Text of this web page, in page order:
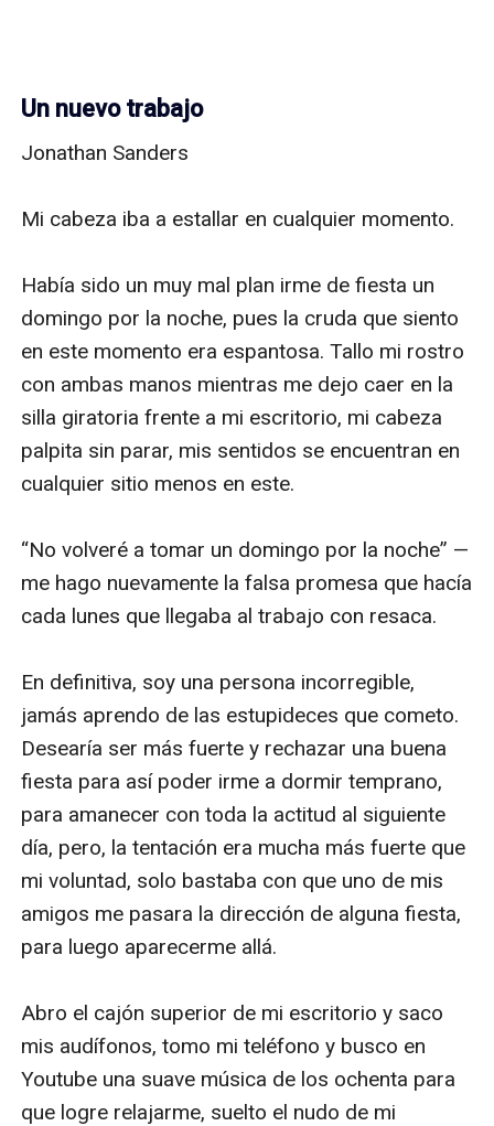
Un nuevo trabajo
Jonathan Sanders
Mi cabeza iba a estallar en cualquier momento.
Había sido un muy mal plan irme de fiesta un
domingo por la noche, pues la cruda que siento
en este momento era espantosa. Tallo mi rostro
con ambas manos mientras me dejo caer en la
silla giratoria frente a mi escritorio, mi cabeza
palpita sin parar, mis sentidos se encuentran en
cualquier sitio menos en este.
“No volveré a tomar un domingo por la noche” —
me hago nuevamente la falsa promesa que hacía
cada lunes que llegaba al trabajo con resaca.
En definitiva, soy una persona incorregible,
jamás aprendo de las estupideces que cometo.
Desearía ser más fuerte y rechazar una buena
fiesta para así poder irme a dormir temprano,
para amanecer con toda la actitud al siguiente
día, pero, la tentación era mucha más fuerte que
mi voluntad, solo bastaba con que uno de mis
amigos me pasara la dirección de alguna fiesta,
para luego aparecerme allá.
Abro el cajón superior de mi escritorio y saco
mis audífonos, tomo mi teléfono y busco en
Youtube una suave música de los ochenta para
que logre relajarme, suelto el nudo de mi